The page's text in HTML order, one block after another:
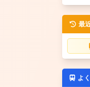
最
よ